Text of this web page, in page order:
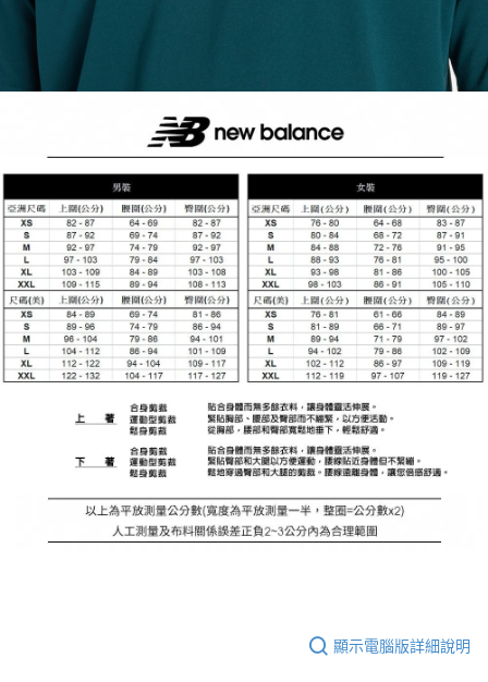
顯示電腦版詳細說明